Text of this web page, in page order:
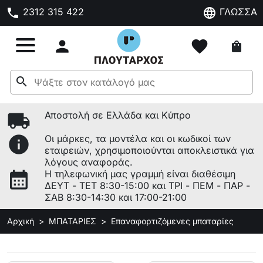
phone 2312 315 422 language ΓΛΩΣΣΑ
 favorite shopping_bag
search
local_shipping Αποστολή σε Ελλάδα και Κύπρο
info
Οι μάρκες, τα μοντέλα και οι κωδικοί των
εταιρειών, χρησιμοποιούνται αποκλειστικά για
λόγους αναφοράς.
calendar_month
Η τηλεφωνική μας γραμμή είναι διαθέσιμη
ΔΕΥΤ - ΤΕΤ 8:30-15:00 και ΤΡΙ - ΠΕΜ - ΠΑΡ -
ΣΑΒ 8:30-14:30 και 17:00-21:00
Αρχική ΜΠΑΤΑΡΙΕΣ Επαναφορτιζόμενες μπαταρίες